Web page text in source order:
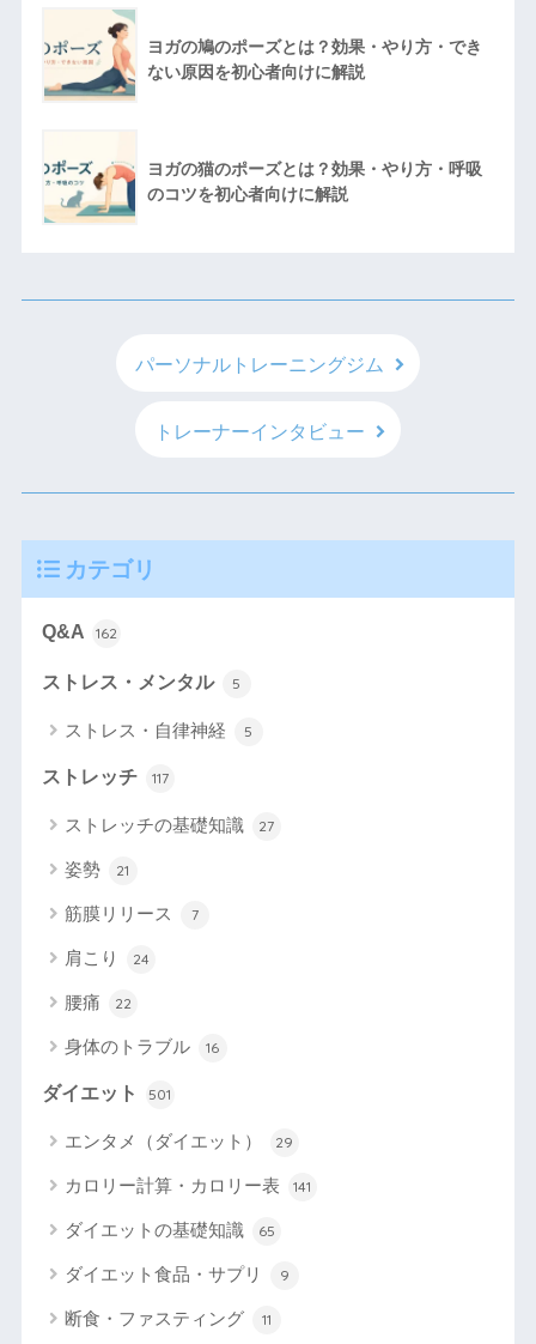
ヨガの鳩のポーズとは？効果・やり方・でき
ない原因を初心者向けに解説
ヨガの猫のポーズとは？効果・やり方・呼吸
のコツを初心者向けに解説
パーソナルトレーニングジム
トレーナーインタビュー
カテゴリ
Q&A 162
ストレス・メンタル 5
ストレス・自律神経 5
ストレッチ 117
ストレッチの基礎知識 27
姿勢 21
筋膜リリース 7
肩こり 24
腰痛 22
身体のトラブル 16
ダイエット 501
エンタメ（ダイエット） 29
カロリー計算・カロリー表 141
ダイエットの基礎知識 65
ダイエット食品・サプリ 9
断食・ファスティング 11